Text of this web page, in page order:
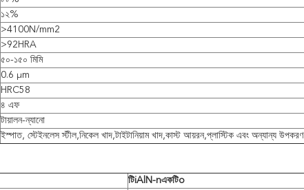
১২%
>4100N/mm2
>92HRA
৫০-১৫০ মিমি
0.6 μm
HRC58
৪ এফ
টায়ালন-ন্যানো
ইস্পাত, স্টেইনলেস স্টীল,নিকেল খাদ,টাইটানিয়াম খাদ,কাস্ট আয়রন,প্লাস্টিক এবং অন্যান্য উপকরণ
টিiAlN-nএকটিo